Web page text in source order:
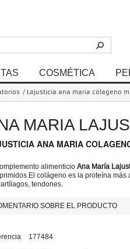
COSMÉTICA
/ Lajusticia ana maria colageno
MARIA
ANA MARIA
alimenticioAna María
colágeno es la proteína
tendones.
SOBRE EL PRODUCTO
177484